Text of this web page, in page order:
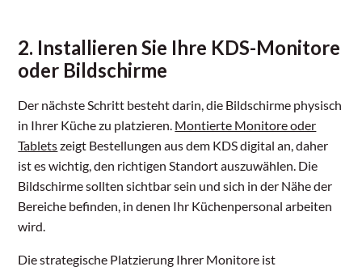
2. Installieren Sie Ihre KDS-Monitore
oder Bildschirme
Der nächste Schritt besteht darin, die Bildschirme physisch
in Ihrer Küche zu platzieren. Montierte Monitore oder
Tabletszeigt Bestellungen aus dem KDS digital an, daher
ist es wichtig, den richtigen Standort auszuwählen. Die
Bildschirme sollten sichtbar sein und sich in der Nähe der
Bereiche befinden, in denen Ihr Küchenpersonal arbeiten
wird.
Die strategische Platzierung Ihrer Monitore ist